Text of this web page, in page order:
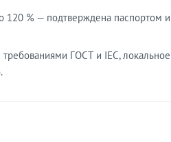
120 % — подтверждена паспортом и
ГОСТ и IEC, локальное